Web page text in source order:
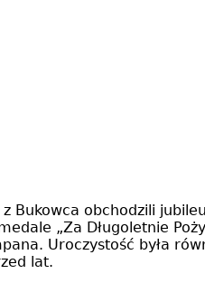
Bukowca obchodzili
„Za Długoletnie
Uroczystość była
lat.